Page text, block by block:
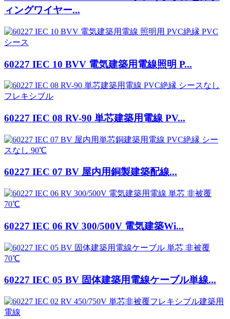
ィングワイヤー...
60227 IEC 10 BVV 電気建築用電線照明 P...
60227 IEC 08 RV-90 単芯建築用電線 PV...
60227 IEC 07 BV 屋内用銅製建築配線...
60227 IEC 06 RV 300/500V 電気建築Wi...
60227 IEC 05 BV 固体建築用電線ケーブル単線...